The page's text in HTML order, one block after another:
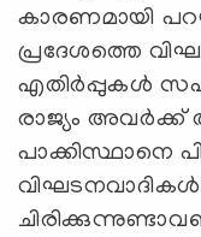
കാരണമായി
പ്രദേശത്തെ
എതിര്‍പ്പുകള്‍
രാജ്യം
പാക്കിസ്ഥാനെ